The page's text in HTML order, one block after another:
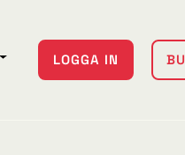
LOGGA IN